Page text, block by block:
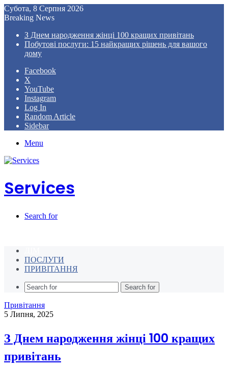
Субота, 8 Серпня 2026
Breaking News
З Днем народження жінці 100 кращих привітань
Побутові послуги: 15 найкращих рішень для вашого
дому
Facebook
X
YouTube
Instagram
Log In
Random Article
Sidebar
Menu
Services
Search for
ПОСЛУГИ
ПРИВІТАННЯ
Search for
Привітання
5 Липня, 2025
З Днем народження жінці 100 кращих
привітань